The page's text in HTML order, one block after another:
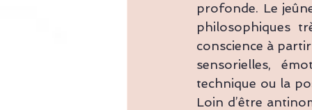
profonde. Le
philosophiques
conscience à
sensorielles,
technique ou la
Loin d’être